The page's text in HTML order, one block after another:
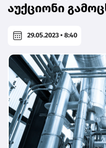
აუქციონი
29.05.2023 • 8:40